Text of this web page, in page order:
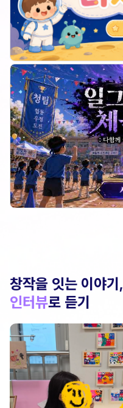
창작을 잇는 이야기,
인터뷰로 듣기